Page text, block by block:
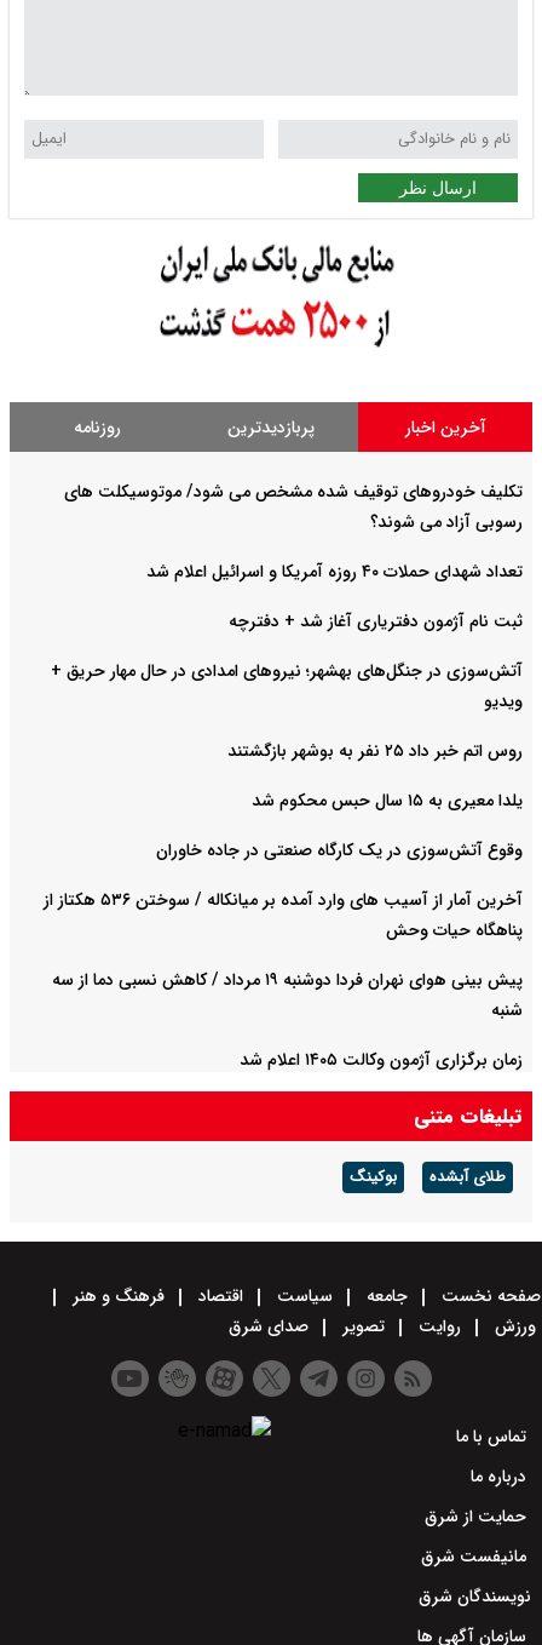
ارسال نظر
آخرین اخبار پربازدیدترین روزنامه
تکلیف خودروهای توقیف شده مشخص می شود/ موتوسیکلت های
رسوبی آزاد می شوند؟
تعداد شهدای حملات ۴۰ روزه آمریکا و اسرائیل اعلام شد
ثبت نام آژمون دفتریاری آغاز شد + دفترچه
آتش‌سوزی در جنگل‌های بهشهر؛ نیرو‌های امدادی در حال مهار حریق +
ویدیو
روس اتم خبر داد ۲۵ نفر به بوشهر بازگشتند
یلدا معیری به ۱۵ سال حبس محکوم شد
وقوع آتش‌سوزی در یک کارگاه صنعتی در جاده خاوران
آخرین آمار از آسیب های وارد آمده بر میانکاله / سوختن ۵۳۶ هکتاز از
پناهگاه حیات وحش
پیش بینی هوای نهران فردا دوشنبه ۱۹ مرداد / کاهش نسبی دما از سه
شنبه
زمان برگزاری آژمون وکالت ۱۴۰۵ اعلام شد
تبلیغات متنی
طلای آبشده بوکینگ
صفحه نخست جامعه سیاست اقتصاد
فرهنگ و هنر
ورزش
روایت تصویر صدای شرق
تماس با ما
درباره ما
حمایت از شرق
مانیفست شرق
نویسندگان شرق
سازمان آگهی ها